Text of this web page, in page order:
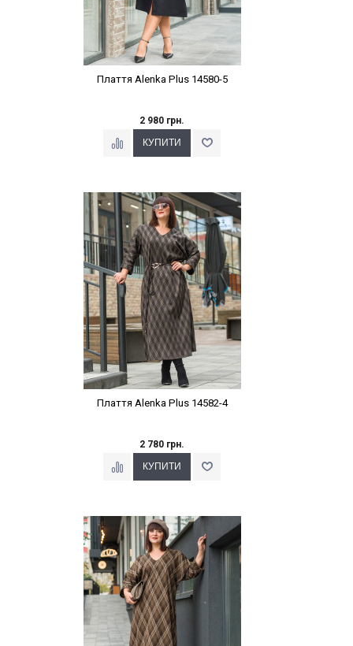
Плаття Alenka Plus 14580-5
2 980 грн.
Наклейки Варіант з %
Плаття Alenka Plus 14582-4
2 780 грн.
Наклейки Варіант з %